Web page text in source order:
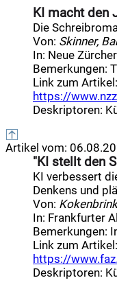
KI macht den
Die
Von: Skinner,
In: Neue
Bemerkungen:
Link zum Artikel:
https://
Deskriptoren:
Artikel vom:
"KI stellt den
KI verbessert
Denkens und
Von:
In: Frankfurter
Bemerkungen:
Link zum Artikel:
https://
Deskriptoren: